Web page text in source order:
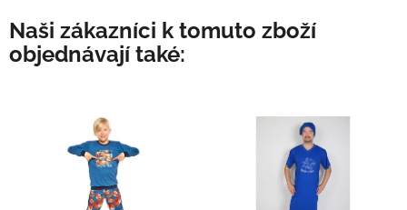
Naši zákazníci k tomuto zboží
objednávají také: